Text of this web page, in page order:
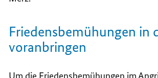
Friedensbemühungen in
voranbringen